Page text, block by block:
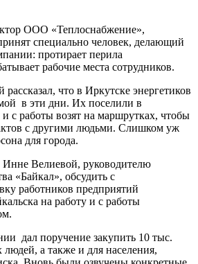
ООО «Теплоснабжение»,
специально человек, делающий
протирает перила
рабочие места сотрудников.
что в Иркутске энергетиков
в эти дни. Их поселили в
с работы возят на маршрутках, чтобы
с другими людьми. Слишком уж
для города.
Велиевой, руководителю
«Байкал», обсудить с
работников предприятий
на работу и с работы
дал поручение закупить 10 тыс.
а также и для населения,